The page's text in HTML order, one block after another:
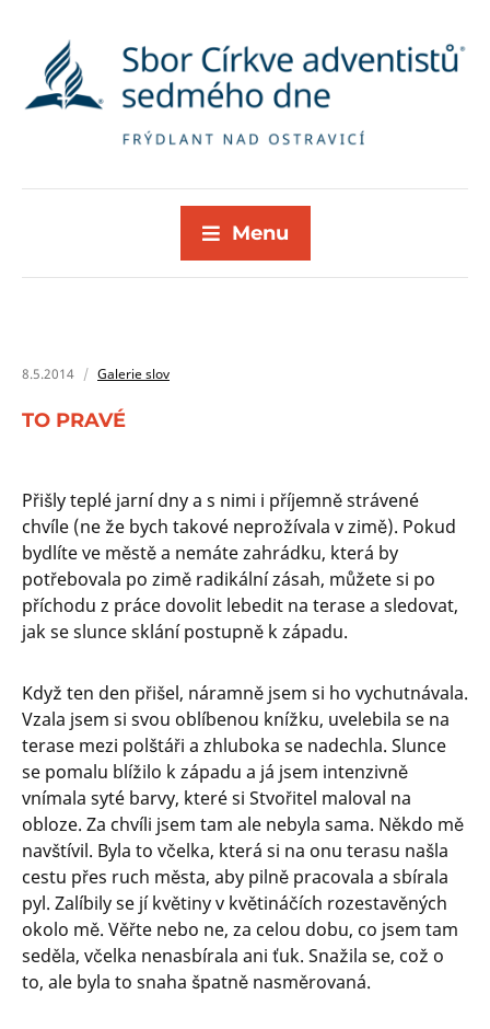
Menu
8.5.2014 Galerie slov
TO PRAVÉ
Přišly teplé jarní dny a s nimi i příjemně strávené
chvíle (ne že bych takové neprožívala v zimě). Pokud
bydlíte ve městě a nemáte zahrádku, která by
potřebovala po zimě radikální zásah, můžete si po
příchodu z práce dovolit lebedit na terase a sledovat,
jak se slunce sklání postupně k západu.
Když ten den přišel, náramně jsem si ho vychutnávala.
Vzala jsem si svou oblíbenou knížku, uvelebila se na
terase mezi polštáři a zhluboka se nadechla. Slunce
se pomalu blížilo k západu a já jsem intenzivně
vnímala syté barvy, které si Stvořitel maloval na
obloze. Za chvíli jsem tam ale nebyla sama. Někdo mě
navštívil. Byla to včelka, která si na onu terasu našla
cestu přes ruch města, aby pilně pracovala a sbírala
pyl. Zalíbily se jí květiny v květináčích rozestavěných
okolo mě. Věřte nebo ne, za celou dobu, co jsem tam
seděla, včelka nenasbírala ani ťuk. Snažila se, což o
to, ale byla to snaha špatně nasměrovaná.